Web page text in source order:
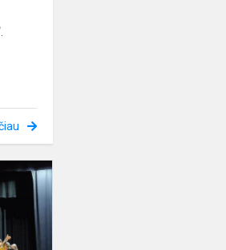
Kompetencijų
ugdymas